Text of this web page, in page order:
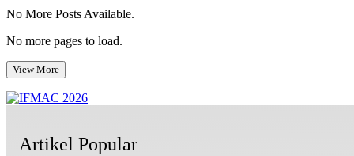
No More Posts Available.
No more pages to load.
View More
Artikel Popular